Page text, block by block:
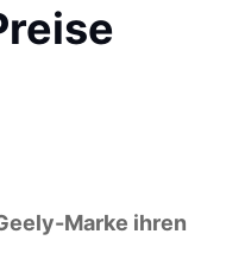
Marke ihren